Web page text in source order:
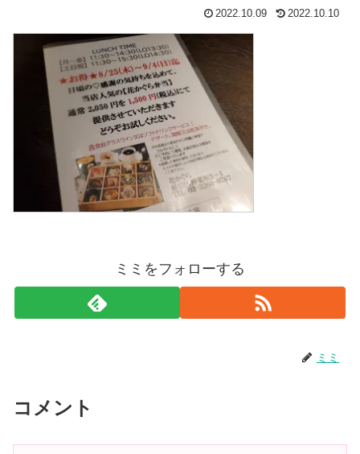
2022.10.09 2022.10.10
ミミをフォローする
ミミ
コメント